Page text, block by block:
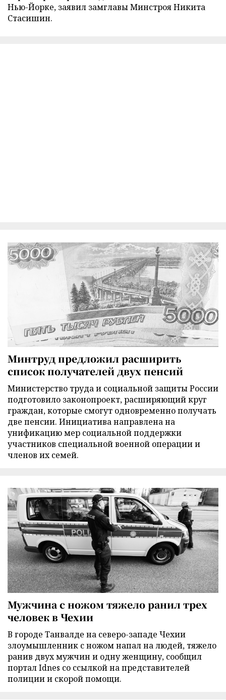
Нью-Йорке, заявил замглавы Минстроя Никита
Стасишин.
Минтруд предложил расширить
список получателей двух пенсий
Министерство труда и социальной защиты России
подготовило законопроект, расширяющий круг
граждан, которые смогут одновременно получать
две пенсии. Инициатива направлена на
унификацию мер социальной поддержки
участников специальной военной операции и
членов их семей.
Мужчина с ножом тяжело ранил трех
человек в Чехии
В городе Танвалде на северо-западе Чехии
злоумышленник с ножом напал на людей, тяжело
ранив двух мужчин и одну женщину, сообщил
портал Idnes со ссылкой на представителей
полиции и скорой помощи.